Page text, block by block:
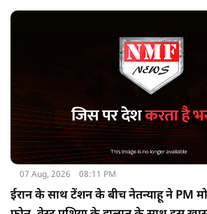
की संसद करती है.
07 Aug, 2026 08:11 PM
ईरान के साथ टेंशन के बीच नेतन्याहू ने PM